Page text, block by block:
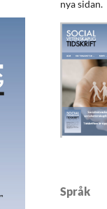
nya sidan.
Språk